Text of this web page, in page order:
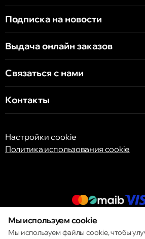
Хынчештское шоссе, 60/4
бульвар Дечебал, 139
Подписка на новости
Выдача онлайн заказов
Связаться с нами
Контакты
Настройки cookie
Политика использования cookie
© 2013 – 2026 ECOM
Мы используем cookie
Мы используем файлы cookie, чтобы